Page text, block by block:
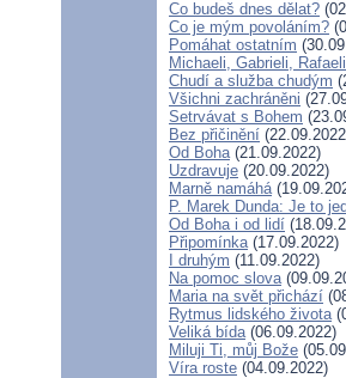
Co budeš dnes dělat?
Co je mým povoláním?
Pomáhat ostatním
Michaeli, Gabrieli, Rafaeli
Chudí a služba chudým
Všichni zachráněni
Setrvávat s Bohem
Bez přičinění
Od Boha(21.09.2022)
Uzdravuje (20.09.2022)
Marně namáhá
P. Marek Dunda: Je to
Od Boha i od lidí
Připomínka(17.09.2022)
I druhým (11.09.2022)
Na pomoc slova
Maria na svět přichází
Rytmus lidského života
Veliká bída(06.09.2022)
Miluji Ti, můj Bože
Víra roste (04.09.2022)